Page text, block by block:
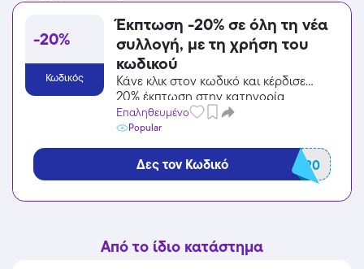
-20%
Κωδικός
Έκπτωση -20% σε όλη τη νέα
συλλογή, με τη χρήση του
κωδικού
Κάνε κλικ στον κωδικό και κέρδισε
20% έκπτωση στην κατηγορία
Ένδυση από το Perfect Dress!
Επαληθευμένο
Popular
Δες τον Κωδικό NEW20
Από το ίδιο κατάστημα